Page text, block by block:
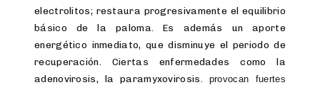
electrolitos; restaura progresivamente el equilibrio
básico de la paloma. Es además un aporte
energético inmediato, que disminuye el periodo de
recuperación. Ciertas enfermedades como la
adenovirosis, la paramyxovirosis. provocan fuertes